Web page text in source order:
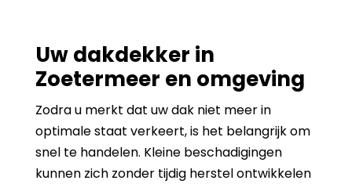
Uw dakdekker in
Zoetermeer en omgeving
Zodra u merkt dat uw dak niet meer in
optimale staat verkeert, is het belangrijk om
snel te handelen. Kleine beschadigingen
kunnen zich zonder tijdig herstel ontwikkelen